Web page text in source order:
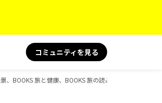
コミュニティを見る
BOOKS 旅と健康、BOOKS 旅の読み物、BOOKSのガ